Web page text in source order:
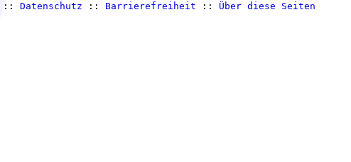
:: Datenschutz :: Barrierefreiheit :: Über diese Seiten